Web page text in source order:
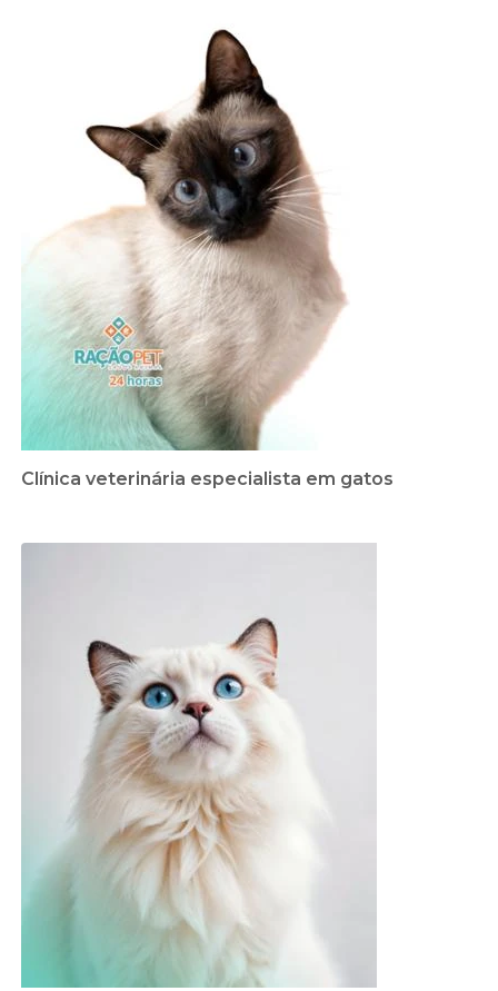
Clínica veterinária especialista em gatos